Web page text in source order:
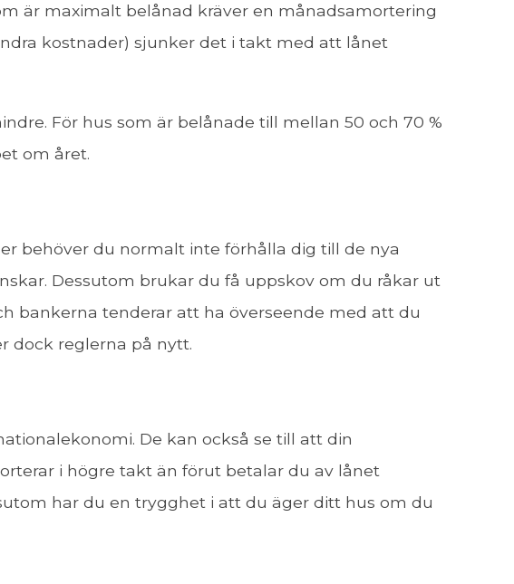
är maximalt belånad kräver en månadsamortering
kostnader) sjunker det i takt med att lånet
För hus som är belånade till mellan 50 och 70 %
om året.
behöver du normalt inte förhålla dig till de nya
Dessutom brukar du få uppskov om du råkar ut
bankerna tenderar att ha överseende med att du
dock reglerna på nytt.
De kan också se till att din
i högre takt än förut betalar du av lånet
har du en trygghet i att du äger ditt hus om du